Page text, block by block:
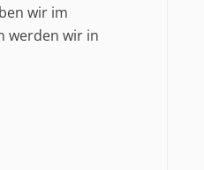
wir im
werden wir in